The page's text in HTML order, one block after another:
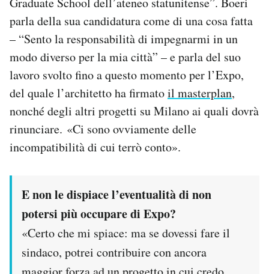
parla della sua candidatura come di una cosa fatta
– “Sento la responsabilità di impegnarmi in un
modo diverso per la mia città” – e parla del suo
lavoro svolto fino a questo momento per l’Expo,
del quale l’architetto ha firmatoil masterplan,
nonché degli altri progetti su Milano ai quali dovrà
rinunciare. «Ci sono ovviamente delle
incompatibilità di cui terrò conto».
E non le dispiace l’eventualità di non
potersi più occupare di Expo?
«Certo che mi spiace: ma se dovessi fare il
sindaco, potrei contribuire con ancora